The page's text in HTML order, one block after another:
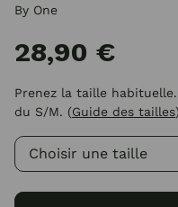
By One
28,90 €
Prenez la taille
du S/M. (Guide des tailles)
Choisir une taille